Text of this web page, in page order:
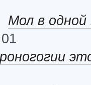
Мол в